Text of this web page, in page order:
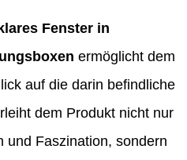
klares Fenster in
ermöglicht dem
auf die darin befindliche
dem Produkt nicht nur
und Faszination, sondern